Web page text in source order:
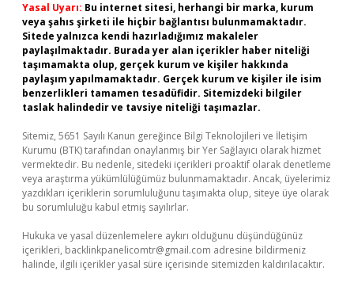
Yasal Uyarı: Bu internet sitesi, herhangi bir marka, kurum
veya şahıs şirketi ile hiçbir bağlantısı bulunmamaktadır.
Sitede yalnızca kendi hazırladığımız makaleler
paylaşılmaktadır. Burada yer alan içerikler haber niteliği
taşımamakta olup, gerçek kurum ve kişiler hakkında
paylaşım yapılmamaktadır. Gerçek kurum ve kişiler ile isim
benzerlikleri tamamen tesadüfidir. Sitemizdeki bilgiler
taslak halindedir ve tavsiye niteliği taşımazlar.
Sitemiz, 5651 Sayılı Kanun gereğince Bilgi Teknolojileri ve İletişim
Kurumu (BTK) tarafından onaylanmış bir Yer Sağlayıcı olarak hizmet
vermektedir. Bu nedenle, sitedeki içerikleri proaktif olarak denetleme
veya araştırma yükümlülüğümüz bulunmamaktadır. Ancak, üyelerimiz
yazdıkları içeriklerin sorumluluğunu taşımakta olup, siteye üye olarak
bu sorumluluğu kabul etmiş sayılırlar.
Hukuka ve yasal düzenlemelere aykırı olduğunu düşündüğünüz
içerikleri, backlinkpanelicomtr@gmail.com adresine bildirmeniz
halinde, ilgili içerikler yasal süre içerisinde sitemizden kaldırılacaktır.